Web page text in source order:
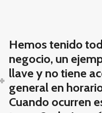
Hemos tenido
negocio, un
llave y no tiene
general en
Cuando ocurren